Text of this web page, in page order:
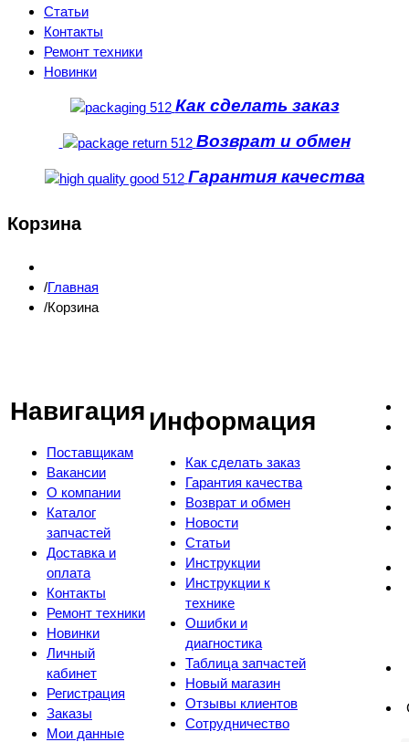
Статьи
Контакты
Ремонт техники
Новинки
Как сделать заказ
Возврат и обмен
Гарантия качества
Корзина
Главная
Корзина
Навигация
Поставщикам
Вакансии
О компании
Каталог
запчастей
Доставка и
оплата
Контакты
Ремонт техники
Новинки
Личный
кабинет
Регистрация
Заказы
Мои данные
Информация
Как сделать заказ
Гарантия качества
Возврат и обмен
Новости
Статьи
Инструкции
Инструкции к
технике
Ошибки и
диагностика
Таблица запчастей
Новый магазин
Отзывы клиентов
Сотрудничество